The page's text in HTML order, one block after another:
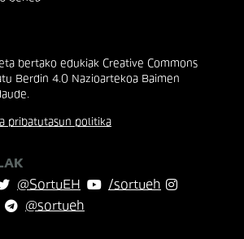
bertako edukiak Creative Commons
Berdin 4.0 Nazioartekoa Baimen
pribatutasun politika
@SortuEH
/sortueh
@sortueh